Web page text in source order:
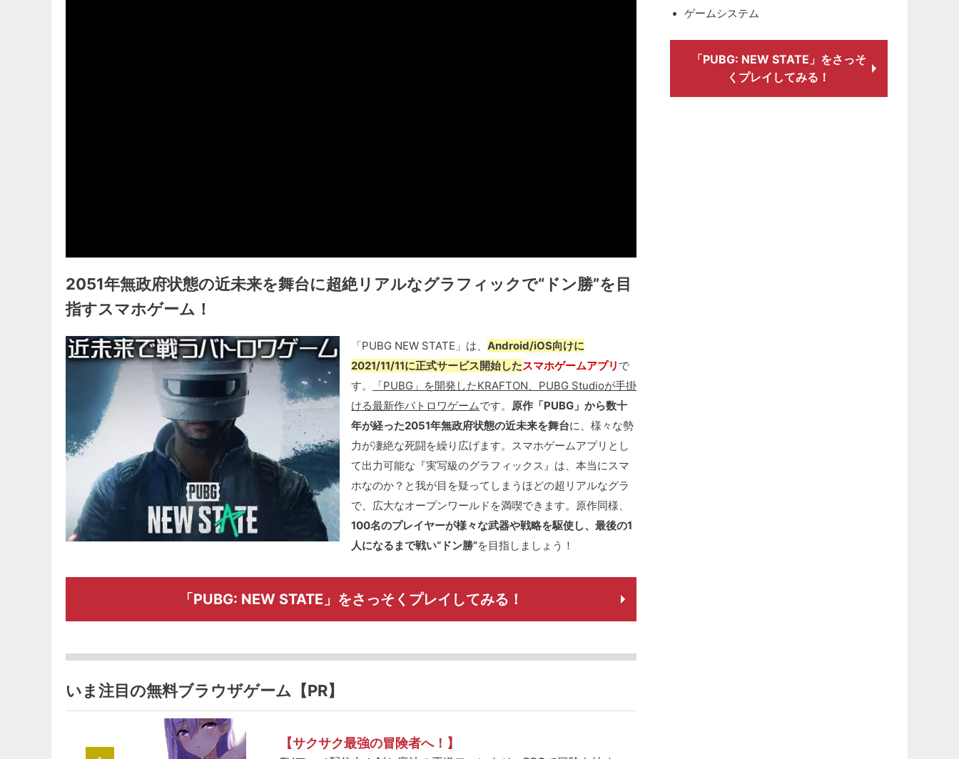
2051年無政府状態の近未来を舞台に超絶リアルなグラフィックで“ドン勝”を目
指すスマホゲーム！
「PUBG NEW STATE」は、Android/iOS向けに
2021/11/11に正式サービス開始したスマホゲームアプリ で
す。
「PUBG」を開発したKRAFTON、PUBG Studioが手掛
ける最新作バトロワゲームです。 原作「PUBG」から数十
年が経った2051年無政府状態の近未来を舞台に、様々な勢
力が凄絶な死闘を繰り広げます。スマホゲームアプリとし
て出力可能な『実写級のグラフィックス』は、本当にスマ
ホなのか？と我が目を疑ってしまうほどの超リアルなグラ
で、広大なオープンワールドを満喫できます。原作同様、
100名のプレイヤーが様々な武器や戦略を駆使し、最後の1
人になるまで戦い“ドン勝”を目指しましょう！
「PUBG: NEW STATE」をさっそくプレイしてみる！
いま注目の無料ブラウザゲーム【PR】
【サクサク最強の冒険者へ！】
ゲームシステム
「PUBG: NEW STATE」をさっそ
くプレイしてみる！